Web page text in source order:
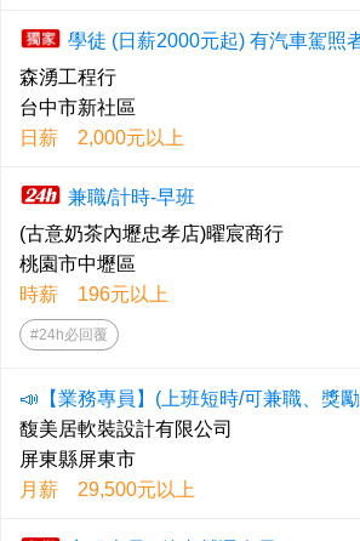
森湧工程行
台中市新社區
日薪 2,000元以上
兼職/計時-早班
(古意奶茶內壢忠孝店)曜宸商行
桃園市中壢區
時薪 196元以上
#24h必回覆
📣【業務專員】(上班短時/可兼職、獎
馥美居軟裝設計有限公司
屏東縣屏東市
月薪 29,500元以上